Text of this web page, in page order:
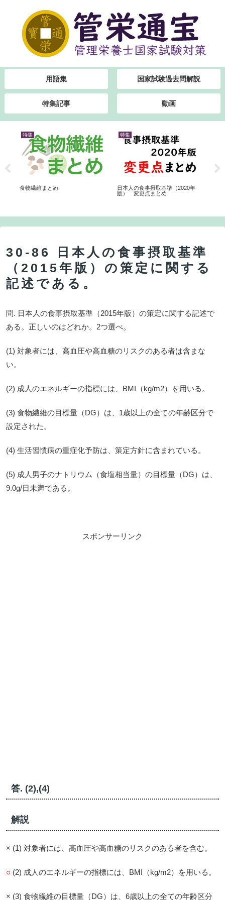
用語集 国家試験過去問解説
特集記事 動画
特集
食物繊維まとめ
特集
日本人の食事摂取基準（2020年
版） 変更点まとめ
30-86 日本人の食事摂取基準
（2015年版）の策定に関する
記述である。
問. 日本人の食事摂取基準（2015年版）の策定に関する記述で
ある。正しいのはどれか。2つ選べ。
(1) 対象者には、高血圧や高血糖のリスクのある者は含まな
い。
(2) 成人のエネルギーの指標には、BMI（kg/m2）を用いる。
(3) 食物繊維の目標量（DG）は、1歳以上の全ての年齢区分で
設定された。
(4) 生活習慣病の重症化予防は、策定方針に含まれている。
(5) 成人男子のナトリウム（食塩相当量）の目標量（DG）は、
9.0g/日未満である。
スポンサーリンク
答. (2),(4)
解説
× (1) 対象者には、高血圧や高血糖のリスクのある者を含む。
○ (2) 成人のエネルギーの指標には、BMI（kg/m2）を用いる。
× (3) 食物繊維の目標量（DG）は、6歳以上の全ての年齢区分